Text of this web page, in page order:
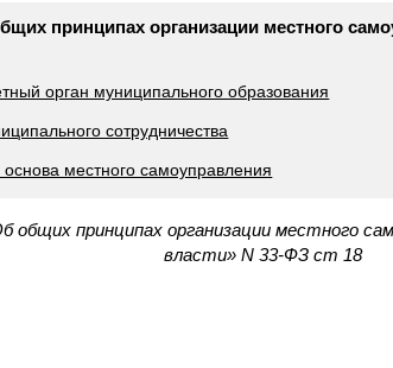
принципах организации местного
орган муниципального образования
сотрудничества
местного самоуправления
общих принципах организации местного
власти» N 33-ФЗ ст 18